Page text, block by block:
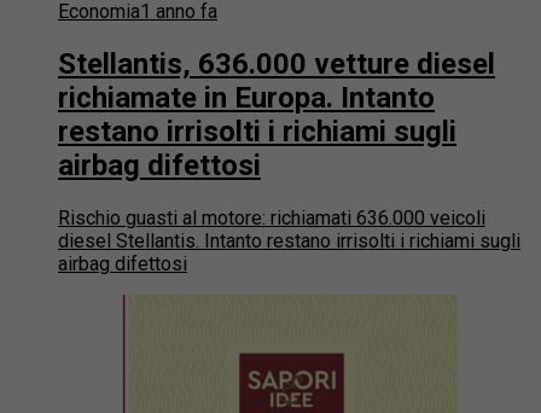
Economia1 anno fa
Stellantis, 636.000 vetture diesel
richiamate in Europa. Intanto
restano irrisolti i richiami sugli
airbag difettosi
Rischio guasti al motore: richiamati 636.000 veicoli
diesel Stellantis. Intanto restano irrisolti i richiami sugli
airbag difettosi